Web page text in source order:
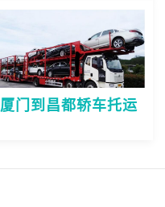
厦门到昌都轿车托运